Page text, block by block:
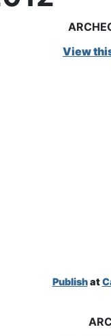
View
Publishat